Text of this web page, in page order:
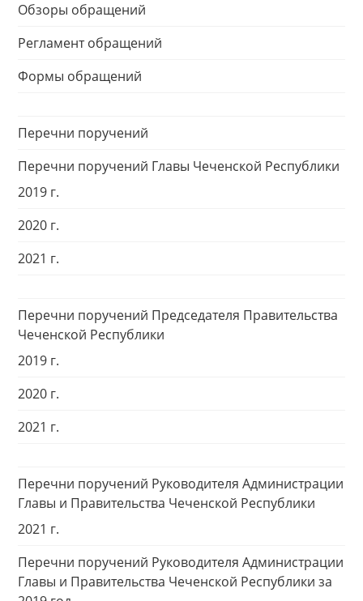
Обзоры обращений
Регламент обращений
Формы обращений
Перечни поручений
Перечни поручений Главы Чеченской Республики
2019 г.
2020 г.
2021 г.
Перечни поручений Председателя Правительства
Чеченской Республики
2019 г.
2020 г.
2021 г.
Перечни поручений Руководителя Администрации
Главы и Правительства Чеченской Республики
2021 г.
Перечни поручений Руководителя Администрации
Главы и Правительства Чеченской Республики за